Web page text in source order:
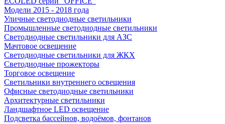
Модели 2015 - 2018 года
Уличные светодиодные светильники
Промышленные светодиодные светильники
Светодиодные светильники для АЗС
Мачтовое освещение
Светодиодные светильники для ЖКХ
Светодиодные прожекторы
Торговое освещение
Светильники внутреннего освещения
Офисные светодиодные светильники
Архитектурные светильники
Ландшафтное LED освещение
Подсветка бассейнов, водоёмов, фонтанов